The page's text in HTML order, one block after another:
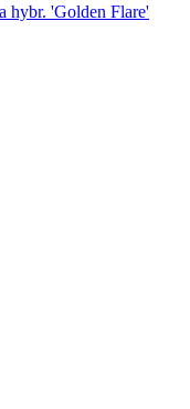
hybr. 'Golden Flare'